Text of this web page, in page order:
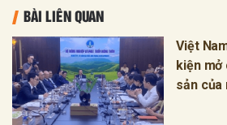
BÀI LIÊN QUAN
Việt
kiện
sản của